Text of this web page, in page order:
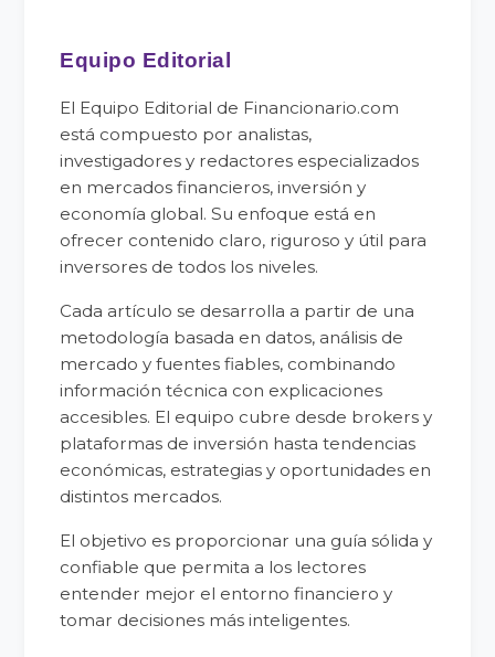
Equipo Editorial
El Equipo Editorial de Financionario.com
está compuesto por analistas,
investigadores y redactores especializados
en mercados financieros, inversión y
economía global. Su enfoque está en
ofrecer contenido claro, riguroso y útil para
inversores de todos los niveles.
Cada artículo se desarrolla a partir de una
metodología basada en datos, análisis de
mercado y fuentes fiables, combinando
información técnica con explicaciones
accesibles. El equipo cubre desde brokers y
plataformas de inversión hasta tendencias
económicas, estrategias y oportunidades en
distintos mercados.
El objetivo es proporcionar una guía sólida y
confiable que permita a los lectores
entender mejor el entorno financiero y
tomar decisiones más inteligentes.